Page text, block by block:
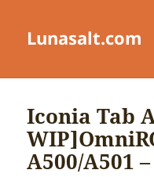
Lunasalt.com
Iconia Tab
A500/A501